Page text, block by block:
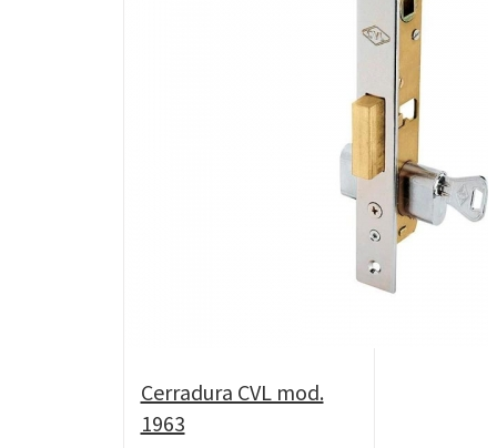
Cerradura CVL mod.
1963